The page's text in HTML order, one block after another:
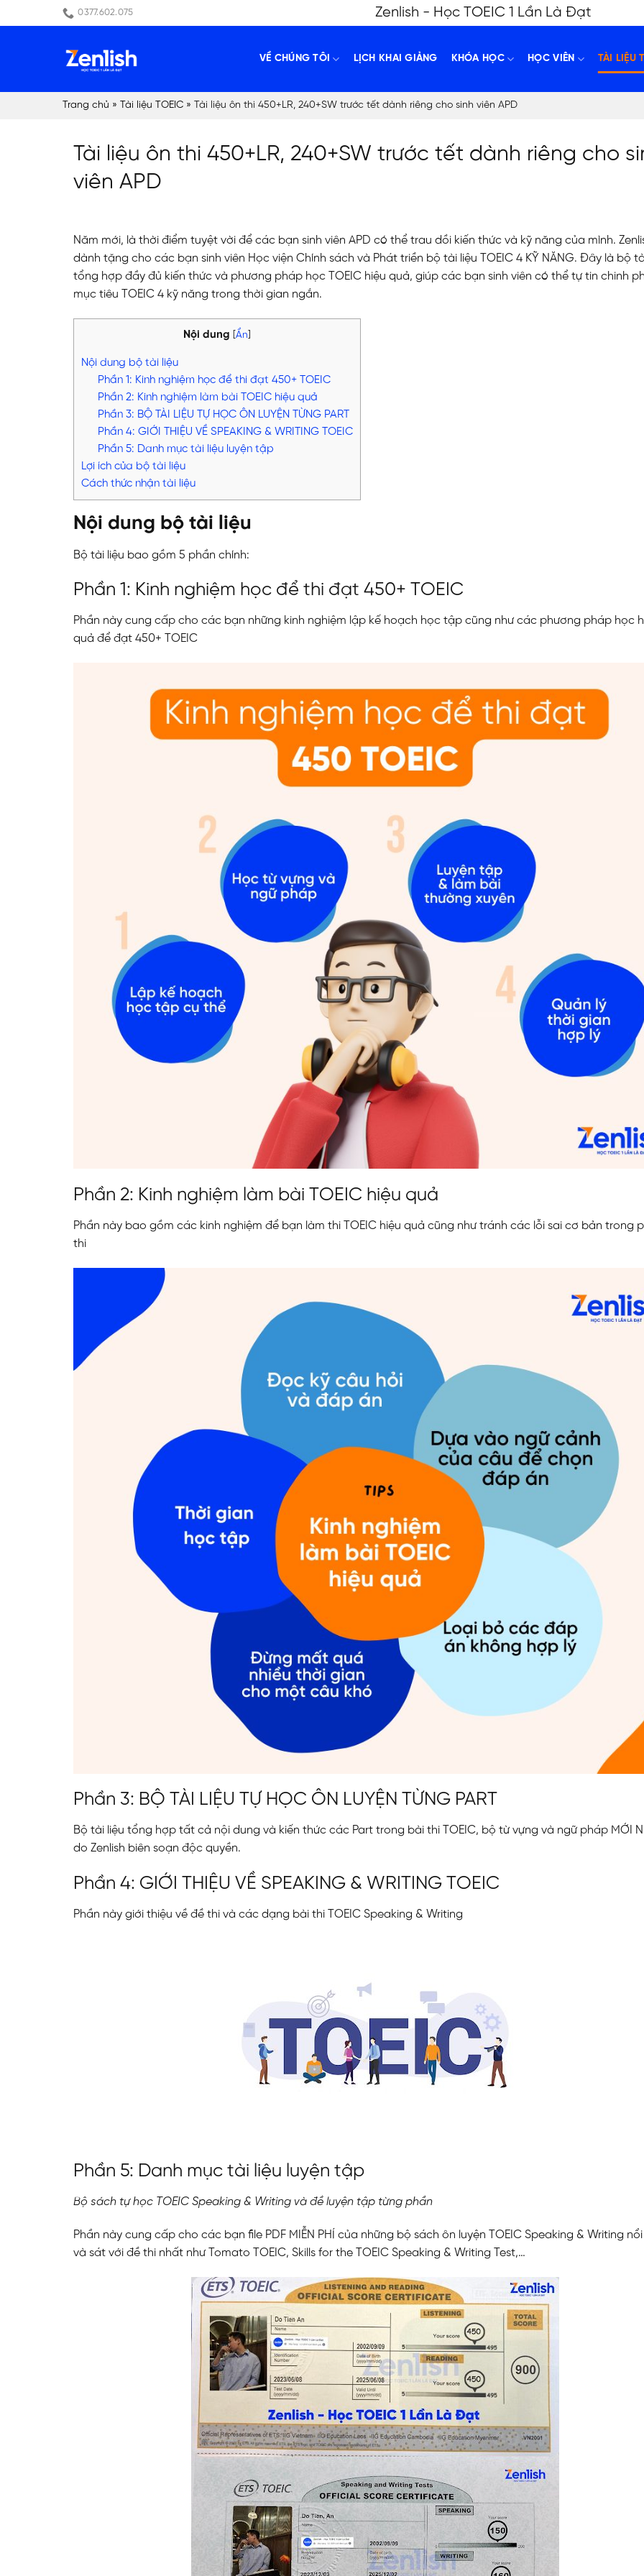
to
0377.602.075 Zenlish - Học TOEIC 1 Lần Là Đạt
VỀ CHÚNG TÔI LỊCH KHAI GIẢNG KHÓA HỌC HỌC VIÊN TÀI LIỆU
Trang chủ » Tài liệu TOEIC » Tài liệu ôn thi 450+LR, 240+SW trước tết dành riêng cho sinh viên APD
Tài liệu ôn thi 450+LR, 240+SW trước tết dành riêng cho
viên APD
Năm mới, là thời điểm tuyệt vời để các bạn sinh viên APD có thể trau dồi kiến thức và kỹ năng của mình.
dành tặng cho các bạn sinh viên Học viện Chính sách và Phát triền bộ tài liệu TOEIC 4 KỸ NĂNG. Đây là bộ
tổng hợp đầy đủ kiến thức và phương pháp học TOEIC hiệu quả, giúp các bạn sinh viên có thể tự tin chinh
mục tiêu TOEIC 4 kỹ năng trong thời gian ngắn.
Nội dung Ẩn
Nội dung bộ tài liệu
Phần 1: Kinh nghiệm học để thi đạt 450+ TOEIC
Phần 2: Kinh nghiệm làm bài TOEIC hiệu quả
Phần 3: BỘ TÀI LIỆU TỰ HỌC ÔN LUYỆN TỪNG PART
Phần 4: GIỚI THIỆU VỀ SPEAKING & WRITING TOEIC
Phần 5: Danh mục tài liệu luyện tập
Lợi ích của bộ tài liệu
Cách thức nhận tài liệu
Nội dung bộ tài liệu
Bộ tài liệu bao gồm 5 phần chính:
Phần 1: Kinh nghiệm học để thi đạt 450+ TOEIC
Phần này cung cấp cho các bạn những kinh nghiệm lập kế hoạch học tập cũng như các phương pháp học
quả để đạt 450+ TOEIC
Phần 2: Kinh nghiệm làm bài TOEIC hiệu quả
Phần này bao gồm các kinh nghiệm để bạn làm thi TOEIC hiệu quả cũng như tránh các lỗi sai cơ bản trong
thi
Phần 3: BỘ TÀI LIỆU TỰ HỌC ÔN LUYỆN TỪNG PART
Bộ tài liệu tổng hợp tất cả nội dung và kiến thức các Part trong bài thi TOEIC, bộ từ vựng và ngữ pháp MỚI
do Zenlish biên soạn độc quyền.
Phần 4: GIỚI THIỆU VỀ SPEAKING & WRITING TOEIC
Phần này giới thiệu về đề thi và các dạng bài thi TOEIC Speaking & Writing
Phần 5: Danh mục tài liệu luyện tập
Bộ sách tự học TOEIC Speaking & Writing và đề luyện tập từng phần
Phần này cung cấp cho các bạn file PDF MIỄN PHÍ của những bộ sách ôn luyện TOEIC Speaking & Writing
và sát với đề thi nhất như Tomato TOEIC, Skills for the TOEIC Speaking & Writing Test,…